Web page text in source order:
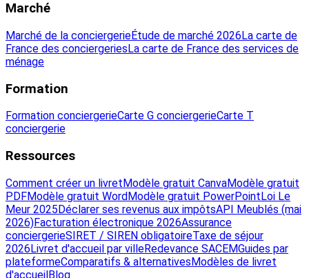
Marché
Marché de la conciergerieÉtude de marché 2026La carte de
France des conciergeriesLa carte de France des services de
ménage
Formation
Formation conciergerieCarte G conciergerieCarte T
conciergerie
Ressources
Comment créer un livretModèle gratuit CanvaModèle gratuit
PDFModèle gratuit WordModèle gratuit PowerPointLoi Le
Meur 2025Déclarer ses revenus aux impôtsAPI Meublés (mai
2026)Facturation électronique 2026Assurance
conciergerieSIRET / SIREN obligatoireTaxe de séjour
2026Livret d'accueil par villeRedevance SACEMGuides par
plateformeComparatifs & alternativesModèles de livret
d'accueilBlog